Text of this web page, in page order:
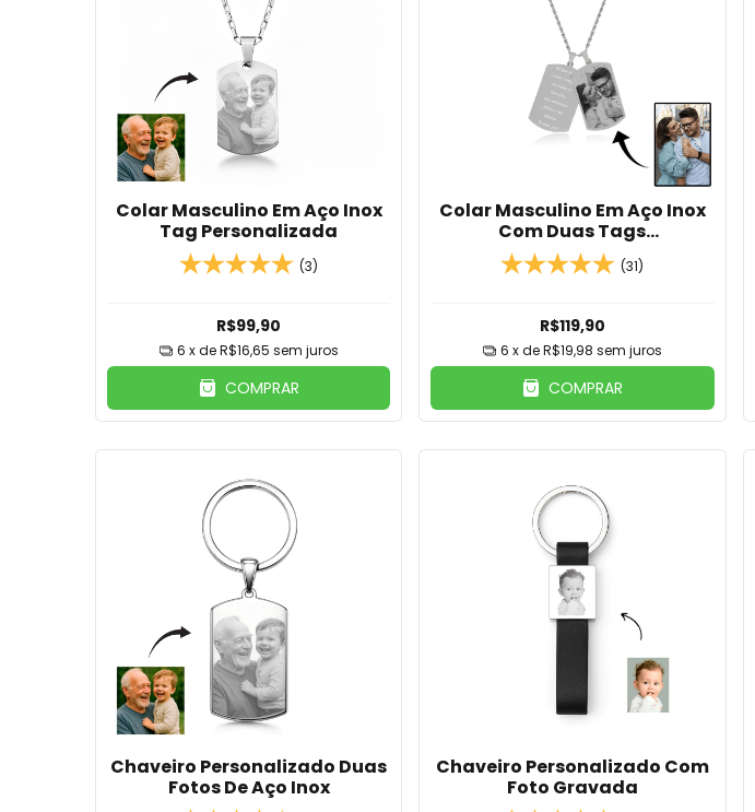
Colar Masculino Em Aço Inox
Tag Personalizada
(3)
R$99,90
6 x deR$16,65 sem juros
COMPRAR
Colar Masculino Em Aço Inox
Com Duas Tags
Personalizadas
(31)
R$119,90
6 x deR$19,98 sem juros
COMPRAR
Chaveiro Personalizado Duas
Fotos De Aço Inox
Chaveiro Personalizado Com
Foto Gravada